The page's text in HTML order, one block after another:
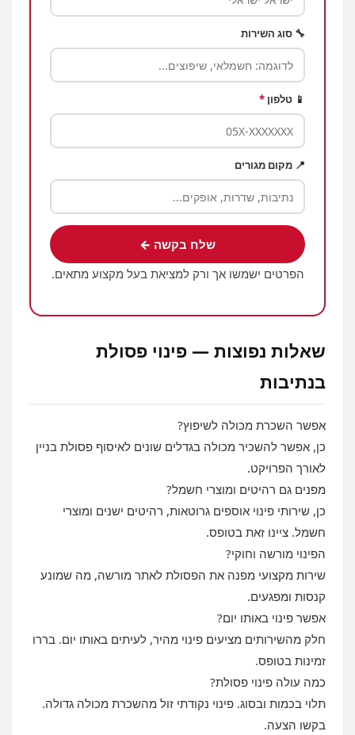
🔧 סוג השירות
📱 טלפון *
📍 מקום מגורים
שלח בקשה ←
הפרטים ישמשו אך ורק למציאת בעל מקצוע מתאים.
שאלות נפוצות — פינוי פסולת
בנתיבות
אפשר השכרת מכולה לשיפוץ?
כן, אפשר להשכיר מכולה בגדלים שונים לאיסוף פסולת בניין
לאורך הפרויקט.
מפנים גם רהיטים ומוצרי חשמל?
כן, שירותי פינוי אוספים גרוטאות, רהיטים ישנים ומוצרי
חשמל. ציינו זאת בטופס.
הפינוי מורשה וחוקי?
שירות מקצועי מפנה את הפסולת לאתר מורשה, מה שמונע
קנסות ומפגעים.
אפשר פינוי באותו יום?
חלק מהשירותים מציעים פינוי מהיר, לעיתים באותו יום. בררו
זמינות בטופס.
כמה עולה פינוי פסולת?
תלוי בכמות ובסוג. פינוי נקודתי זול מהשכרת מכולה גדולה.
בקשו הצעה.